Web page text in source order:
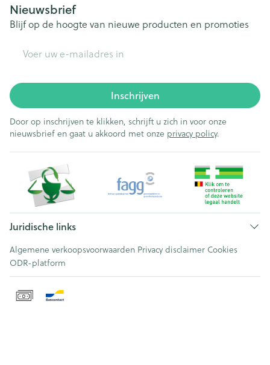
Nieuwsbrief
Blijf op de hoogte van nieuwe producten en promoties
Inschrijven
Door op inschrijven te klikken, schrijft u zich in voor onze
nieuwsbrief en gaat u akkoord met onze privacy policy.
Juridische links
Algemene verkoopsvoorwaarden Privacy disclaimer Cookies
ODR-platform